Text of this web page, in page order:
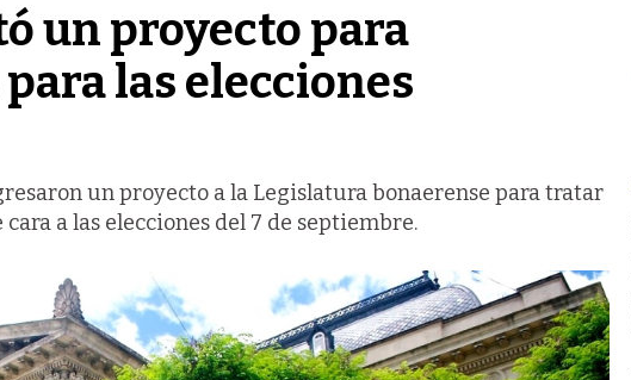
un proyecto para
las elecciones
un proyecto a la Legislatura bonaerense para tratar
a las elecciones del 7 de septiembre.